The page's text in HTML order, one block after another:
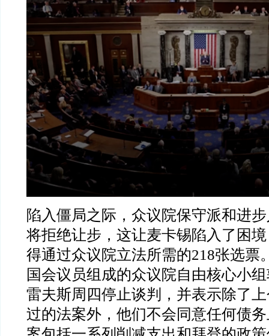
陷入僵局之际，众议院保守派和进
将拒绝让步，这让麦卡锡陷入了困
得通过众议院立法所需的218张选票
国会议员组成的众议院自由核心小
雷夫斯周四停止谈判，并表示除了
过的法案外，他们不会同意任何债